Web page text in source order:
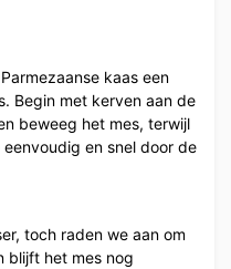
kaas een
Begin met kerven aan de
beweeg het mes, terwijl
en snel door de
toch raden we aan om
blijft het mes nog